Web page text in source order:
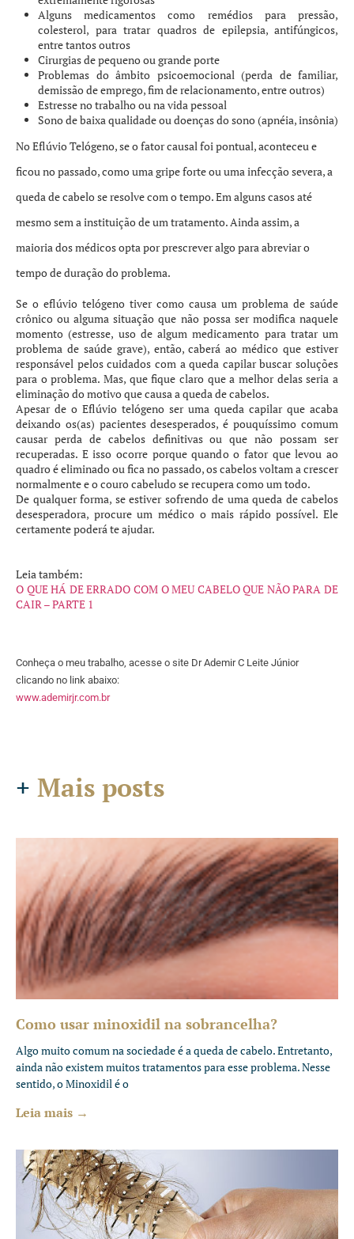
Alguns medicamentos como remédios para pressão,
colesterol, para tratar quadros de epilepsia, antifúngicos,
entre tantos outros
Cirurgias de pequeno ou grande porte
Problemas do âmbito psicoemocional (perda de familiar,
demissão de emprego, fim de relacionamento, entre outros)
Estresse no trabalho ou na vida pessoal
Sono de baixa qualidade ou doenças do sono (apnéia, insônia)
No Eflúvio Telógeno, se o fator causal foi pontual, aconteceu e
ficou no passado, como uma gripe forte ou uma infecção severa, a
queda de cabelo se resolve com o tempo. Em alguns casos até
mesmo sem a instituição de um tratamento. Ainda assim, a
maioria dos médicos opta por prescrever algo para abreviar o
tempo de duração do problema.
Se o eflúvio telógeno tiver como causa um problema de saúde
crônico ou alguma situação que não possa ser modifica naquele
momento (estresse, uso de algum medicamento para tratar um
problema de saúde grave), então, caberá ao médico que estiver
responsável pelos cuidados com a queda capilar buscar soluções
para o problema. Mas, que fique claro que a melhor delas seria a
eliminação do motivo que causa a queda de cabelos.
Apesar de o Eflúvio telógeno ser uma queda capilar que acaba
deixando os(as) pacientes desesperados, é pouquíssimo comum
causar perda de cabelos definitivas ou que não possam ser
recuperadas. E isso ocorre porque quando o fator que levou ao
quadro é eliminado ou fica no passado, os cabelos voltam a crescer
normalmente e o couro cabeludo se recupera como um todo.
De qualquer forma, se estiver sofrendo de uma queda de cabelos
desesperadora, procure um médico o mais rápido possível. Ele
certamente poderá te ajudar.
Leia também:
O QUE HÁ DE ERRADO COM O MEU CABELO QUE NÃO PARA DE
CAIR – PARTE 1
Conheça o meu trabalho, acesse o site Dr Ademir C Leite Júnior
clicando no link abaixo:
www.ademirjr.com.br
+ Mais posts
Como usar minoxidil na sobrancelha?
Algo muito comum na sociedade é a queda de cabelo. Entretanto,
ainda não existem muitos tratamentos para esse problema. Nesse
sentido, o Minoxidil é o
Leia mais →